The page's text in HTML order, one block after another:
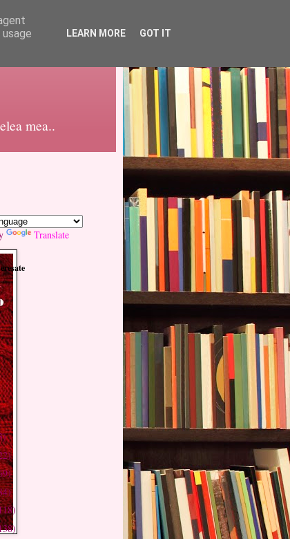
mea..
Translate
LEARN MORE GOT IT